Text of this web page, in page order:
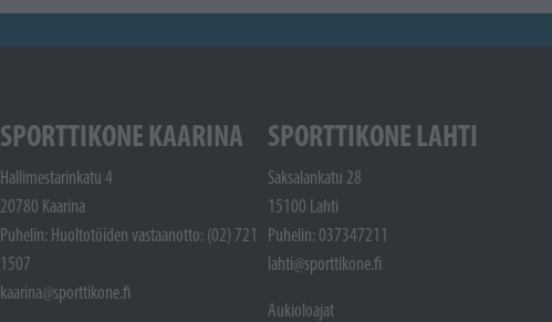
SPORTTIKONE KAARINA
Hallimestarinkatu 4
20780 Kaarina
Puhelin: Huoltotöiden vastaanotto: (02) 721
1507
kaarina@sporttikone.fi
SPORTTIKONE LAHTI
Saksalankatu 28
15100 Lahti
Puhelin: 037347211
lahti@sporttikone.fi
Aukioloajat